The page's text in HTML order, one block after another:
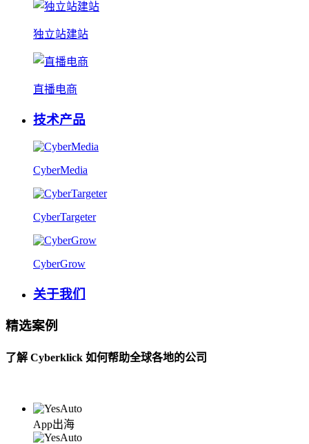
独立站建站
直播电商
技术产品
CyberMedia
CyberTargeter
CyberGrow
关于我们
精选案例
了解 Cyberklick 如何帮助全球各地的公司
App出海